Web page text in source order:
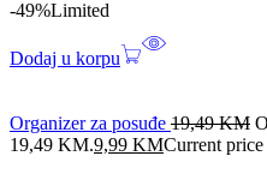
-49%Limited
Dodaj u korpu
Organizer za posuđe 19,49KM
19,49 KM.9,99 KMCurrent